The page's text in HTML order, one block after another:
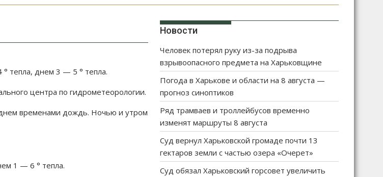
тепла, днем 3 — 5 ° тепла.
центра по гидрометеорологии.
временами дождь. Ночью и утром
1 — 6 ° тепла.
Новости
Человек потерял руку из-за подрыва
взрывоопасного предмета на Харьковщине
Погода в Харькове и области на 8 августа —
прогноз синоптиков
Ряд трамваев и троллейбусов временно
изменят маршруты 8 августа
Суд вернул Харьковской громаде почти 13
гектаров земли с частью озера «Очерет»
Суд обязал Харьковский горсовет увеличить